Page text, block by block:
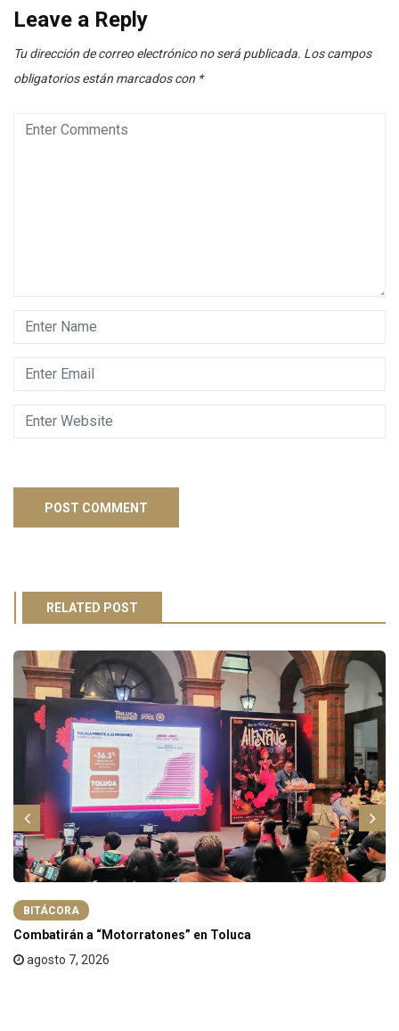
Leave a Reply
Tu dirección de correo electrónico no será publicada. Los campos
obligatorios están marcados con *
RELATED POST
BITÁCORA
Combatirán a “Motorratones” en Toluca
agosto 7, 2026